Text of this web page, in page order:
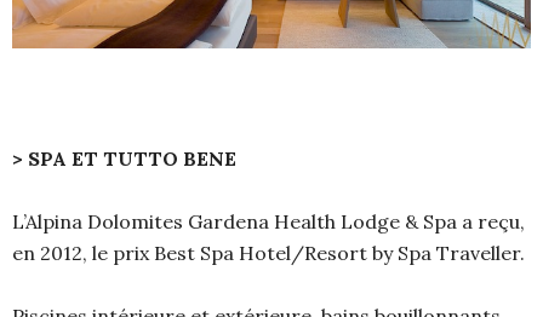
> SPA ET TUTTO BENE
L’Alpina Dolomites Gardena Health Lodge & Spa a reçu,
en 2012, le prix Best Spa Hotel/Resort by Spa Traveller.